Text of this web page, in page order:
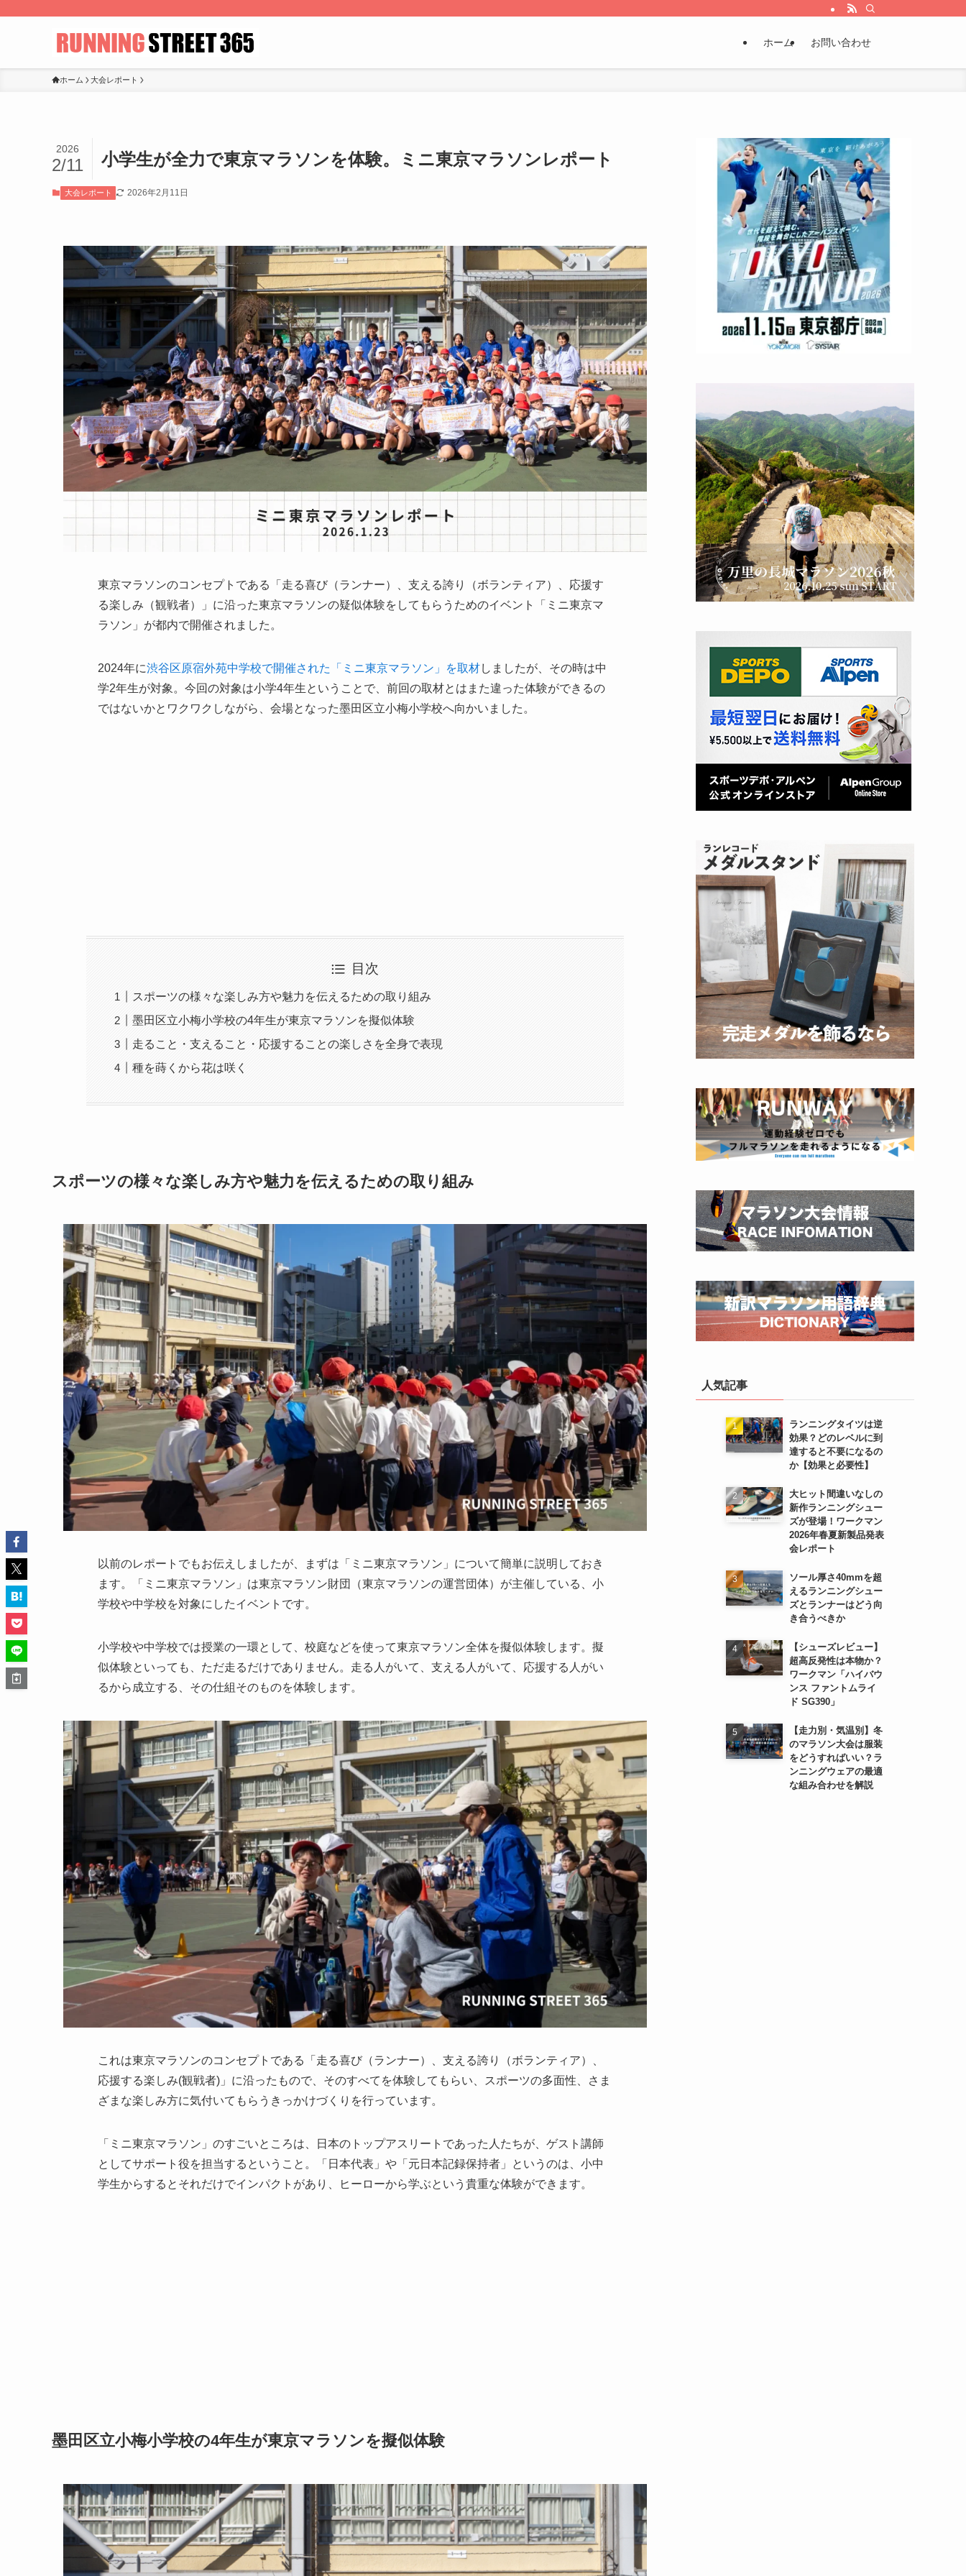
ホーム お問い合わせ
ホーム 大会レポート
小学生が全力で東京マラソンを体験。ミニ東京マラソンレポート
2026
2/11
大会レポート 2026年2月11日
東京マラソンのコンセプトである「走る喜び（ランナー）、支える誇り（ボランティア）、応援す
る楽しみ（観戦者）」に沿った東京マラソンの疑似体験をしてもらうためのイベント「ミニ東京マ
ラソン」が都内で開催されました。
2024年に渋谷区原宿外苑中学校で開催された「ミニ東京マラソン」を取材しましたが、その時は中
学2年生が対象。今回の対象は小学4年生ということで、前回の取材とはまた違った体験ができるの
ではないかとワクワクしながら、会場となった墨田区立小梅小学校へ向かいました。
目次
スポーツの様々な楽しみ方や魅力を伝えるための取り組み
墨田区立小梅小学校の4年生が東京マラソンを擬似体験
走ること・支えること・応援することの楽しさを全身で表現
種を蒔くから花は咲く
スポーツの様々な楽しみ方や魅力を伝えるための取り組み
以前のレポートでもお伝えしましたが、まずは「ミニ東京マラソン」について簡単に説明しておき
ます。「ミニ東京マラソン」は東京マラソン財団（東京マラソンの運営団体）が主催している、小
学校や中学校を対象にしたイベントです。
小学校や中学校では授業の一環として、校庭などを使って東京マラソン全体を擬似体験します。擬
似体験といっても、ただ走るだけでありません。走る人がいて、支える人がいて、応援する人がい
るから成立する、その仕組そのものを体験します。
これは東京マラソンのコンセプトである「走る喜び（ランナー）、支える誇り（ボランティア）、
応援する楽しみ(観戦者)」に沿ったもので、そのすべてを体験してもらい、スポーツの多面性、さま
ざまな楽しみ方に気付いてもらうきっかけづくりを行っています。
「ミニ東京マラソン」のすごいところは、日本のトップアスリートであった人たちが、ゲスト講師
としてサポート役を担当するということ。「日本代表」や「元日本記録保持者」というのは、小中
学生からするとそれだけでインパクトがあり、ヒーローから学ぶという貴重な体験ができます。
墨田区立小梅小学校の4年生が東京マラソンを擬似体験
人気記事
ランニングタイツは逆
効果？どのレベルに到
達すると不要になるの
か【効果と必要性】
大ヒット間違いなしの
新作ランニングシュー
ズが登場！ワークマン
2026年春夏新製品発表
会レポート
ソール厚さ40mmを超
えるランニングシュー
ズとランナーはどう向
き合うべきか
【シューズレビュー】
超高反発性は本物か？
ワークマン「ハイバウ
ンス ファントムライ
ド SG390」
【走力別・気温別】冬
のマラソン大会は服装
をどうすればいい？ラ
ンニングウェアの最適
な組み合わせを解説